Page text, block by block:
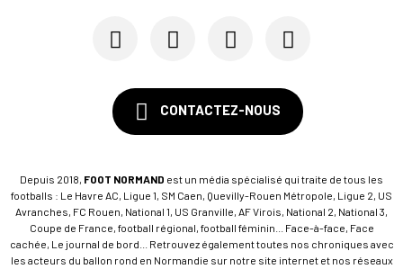
CONTACTEZ-NOUS
Depuis 2018, FOOT NORMAND est un média spécialisé qui traite de tous les
footballs : Le Havre AC, Ligue 1, SM Caen, Quevilly-Rouen Métropole, Ligue 2, US
Avranches, FC Rouen, National 1, US Granville, AF Virois, National 2, National 3,
Coupe de France, football régional, football féminin... Face-à-face, Face
cachée, Le journal de bord... Retrouvez également toutes nos chroniques avec
les acteurs du ballon rond en Normandie sur notre site internet et nos réseaux